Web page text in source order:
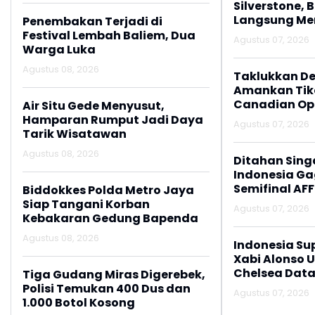
Penembakan Terjadi di
Festival Lembah Baliem, Dua
Warga Luka
Agustus 08, 2026
Air Situ Gede Menyusut,
Hamparan Rumput Jadi Daya
Tarik Wisatawan
Agustus 08, 2026
Biddokkes Polda Metro Jaya
Siap Tangani Korban
Kebakaran Gedung Bapenda
Agustus 08, 2026
Tiga Gudang Miras Digerebek,
Polisi Temukan 400 Dus dan
1.000 Botol Kosong
Silverstone,
Langsung
Agustus 07, 2026
Taklukkan
Amankan
Canadian
Agustus 07, 2026
Ditahan
Indonesia
Semifinal
Agustus 07, 2026
Indonesia
Xabi Alonso
Chelsea
Agustus 07, 2026